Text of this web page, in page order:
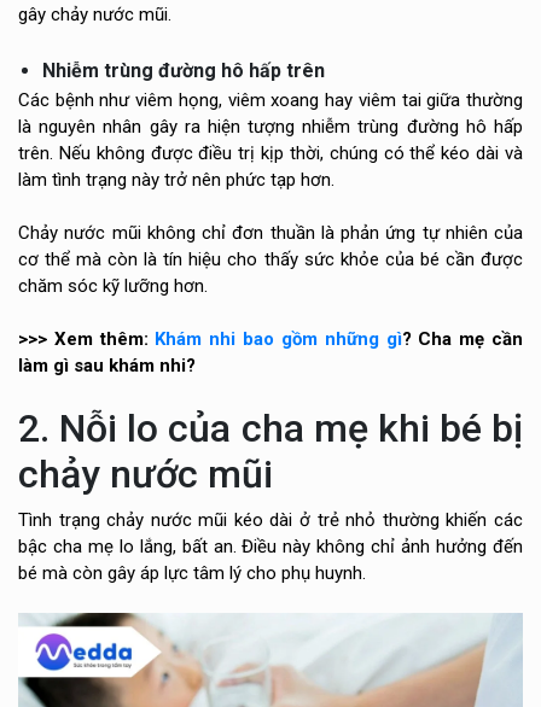
gây chảy nước mũi.
Nhiễm trùng đường hô hấp trên
Các bệnh như viêm họng, viêm xoang hay viêm tai giữa thường
là nguyên nhân gây ra hiện tượng nhiễm trùng đường hô hấp
trên. Nếu không được điều trị kịp thời, chúng có thể kéo dài và
làm tình trạng này trở nên phức tạp hơn.
Chảy nước mũi không chỉ đơn thuần là phản ứng tự nhiên của
cơ thể mà còn là tín hiệu cho thấy sức khỏe của bé cần được
chăm sóc kỹ lưỡng hơn.
>>> Xem thêm: Khám nhi bao gồm những gì? Cha mẹ cần
làm gì sau khám nhi?
2. Nỗi lo của cha mẹ khi bé bị
chảy nước mũi
Tình trạng chảy nước mũi kéo dài ở trẻ nhỏ thường khiến các
bậc cha mẹ lo lắng, bất an. Điều này không chỉ ảnh hưởng đến
bé mà còn gây áp lực tâm lý cho phụ huynh.